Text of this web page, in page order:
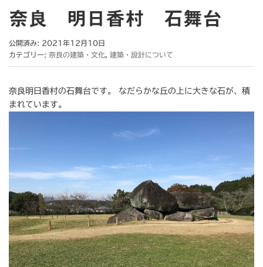
奈良 明日香村 石舞台
公開済み: 2021年12月10日
カテゴリー: 奈良の建築・文化 建築・設計について
奈良明日香村の石舞台です。 なだらかな丘の上に大きな石が、積
まれています。